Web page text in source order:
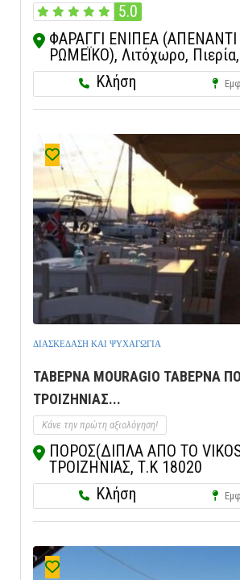
5.0
ΦΑΡΑΓΓΙ ΕΝΙΠΕΑ
ΡΩΜΕΪΚΟ), Λιτόχωρο,
Κλήση
ΔΙΑΣΚΕΔΑΣΗ ΚΑΙ ΨΥΧΑΓΩΓΙΑ
ΤΑΒΕΡΝΑ MOURAGIO ΤΑΒΕΡΝΑ
ΤΡΟΙΖΗΝΙΑΣ...
Κάνε την πρώτη αξιολόγηση!
ΠΟΡΟΣ(ΔΙΠΛΑ ΑΠΟ ΤΟ
ΤΡΟΙΖΗΝΙΑΣ, Τ.Κ 18020
Κλήση